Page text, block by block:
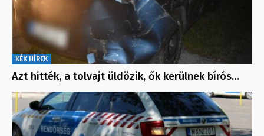
KÉK HÍREK
Azt hitték, a tolvajt üldözik, ők kerülnek bírós…